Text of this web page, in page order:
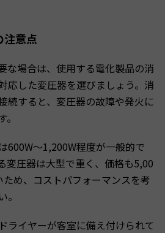
注意点
な場合は、使用する電化製品の消
応した変圧器を選びましょう。消
続すると、変圧器の故障や発火に
600W〜1,200W程度が一般的で
変圧器は大型で重く、価格も5,00
め、コストパフォーマンスを考
ライヤーが客室に備え付けられて